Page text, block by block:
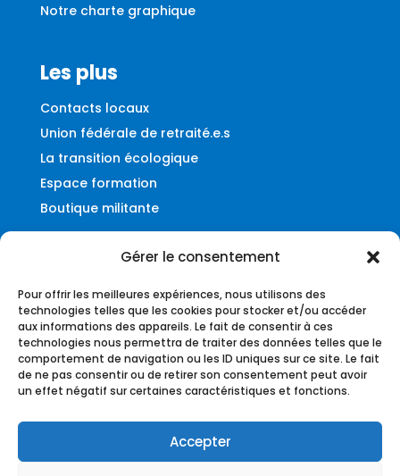
Gérer le consentement
Pour offrir les meilleures expériences, nous utilisons des
technologies telles que les cookies pour stocker et/ou accéder
aux informations des appareils. Le fait de consentir à ces
technologies nous permettra de traiter des données telles que le
comportement de navigation ou les ID uniques sur ce site. Le fait
de ne pas consentir ou de retirer son consentement peut avoir
un effet négatif sur certaines caractéristiques et fonctions.
Accepter
Notre charte graphique
Les plus
Contacts locaux
Union fédérale de retraité.e.s
La transition écologique
Espace formation
Boutique militante
Contact
Fédération UNSA-Ferroviaire
56, rue du Faubourg Montmartre
75009 – Paris
federation@unsa-ferroviaire.org